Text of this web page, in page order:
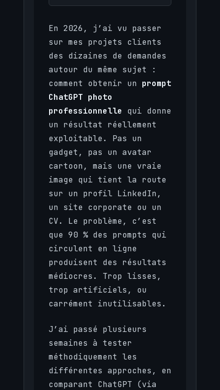
En 2026, j’ai vu passer
sur mes projets clients
des dizaines de demandes
autour du même sujet :
comment obtenir un prompt
ChatGPT photo
professionnelle qui donne
un résultat réellement
exploitable. Pas un
gadget, pas un avatar
cartoon, mais une vraie
image qui tient la route
sur un profil LinkedIn,
un site corporate ou un
CV. Le problème, c’est
que 90 % des prompts qui
circulent en ligne
produisent des résultats
médiocres. Trop lisses,
trop artificiels, ou
carrément inutilisables.
J’ai passé plusieurs
semaines à tester
méthodiquement les
différentes approches, en
comparant ChatGPT (via